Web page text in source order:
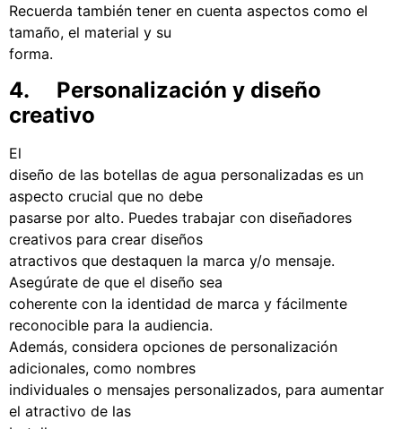
Recuerda también tener en cuenta aspectos como el
tamaño, el material y su
forma.
4. Personalización y diseño
creativo
El
diseño de las botellas de agua personalizadas es un
aspecto crucial que no debe
pasarse por alto. Puedes trabajar con diseñadores
creativos para crear diseños
atractivos que destaquen la marca y/o mensaje.
Asegúrate de que el diseño sea
coherente con la identidad de marca y fácilmente
reconocible para la audiencia.
Además, considera opciones de personalización
adicionales, como nombres
individuales o mensajes personalizados, para aumentar
el atractivo de las